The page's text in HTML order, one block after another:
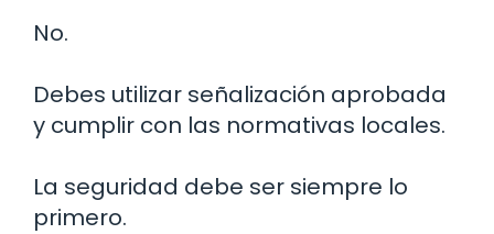
No.
Debes utilizar señalización aprobada
y cumplir con las normativas locales.
La seguridad debe ser siempre lo
primero.